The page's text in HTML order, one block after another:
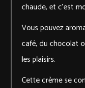
chaude, et c’est
Vous pouvez
café, du chocolat
les plaisirs.
Cette crème se